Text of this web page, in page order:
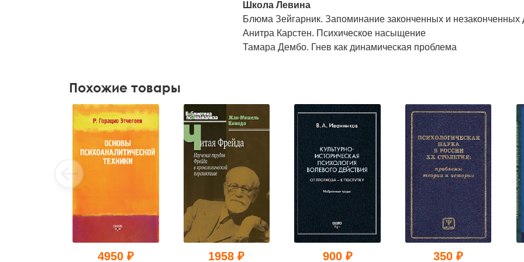
Школа Левина
Блюма Зейгарник. Запоминание законченных и незаконченных
Анитра Карстен. Психическое насыщение
Тамара Дембо. Гнев как динамическая проблема
Похожие товары
4950 ₽ 1958 ₽ 900 ₽ 350 ₽